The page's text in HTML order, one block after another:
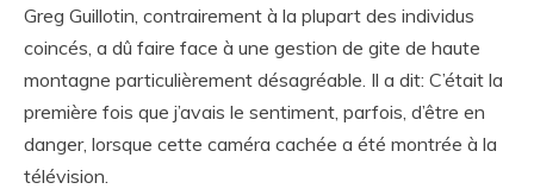
Greg Guillotin, contrairement à la plupart des individus
coincés, a dû faire face à une gestion de gite de haute
montagne particulièrement désagréable. Il a dit: C’était la
première fois que j’avais le sentiment, parfois, d’être en
danger, lorsque cette caméra cachée a été montrée à la
télévision.